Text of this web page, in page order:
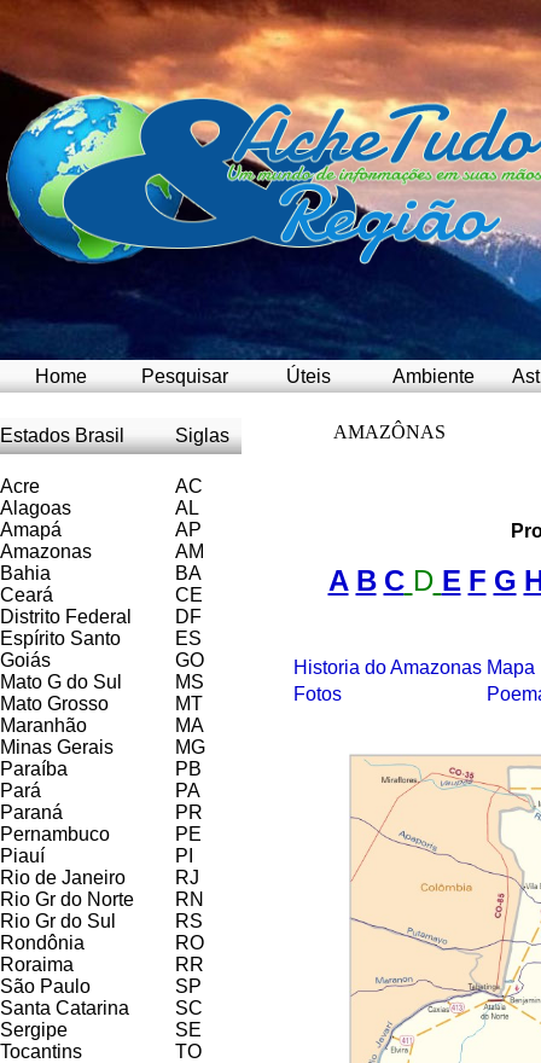
Home Pesquisar Úteis Ambiente
Estados Brasil Siglas
Acre
AC
Alagoas
AL
Amapá
AP
Amazonas
AM
Bahia
BA
Ceará
CE
Distrito Federal
DF
Espírito Santo
ES
Goiás
GO
Mato G do Sul
MS
Mato Grosso
MT
Maranhão
MA
Minas Gerais
MG
Paraíba
PB
Pará
PA
Paraná
PR
Pernambuco
PE
Piauí
PI
Rio de Janeiro
RJ
Rio Gr do Norte
RN
Rio Gr do Sul
RS
Rondônia
RO
Roraima
RR
São Paulo
SP
Santa Catarina
SC
Sergipe
SE
Tocantins
TO
AMAZÔNAS
A B C D E F G
Historia do Amazonas
Fotos